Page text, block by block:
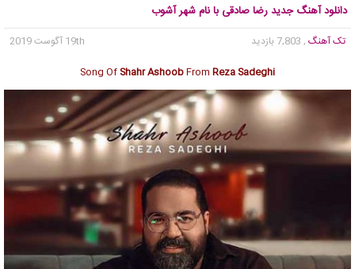
دانلود آهنگ جدید رضا صادقی با نام شهر آشوب
تک آهنگ , 7,803 بازدید
19th آگوست 2019
Song Of Shahr AshoobFrom Reza Sadeghi